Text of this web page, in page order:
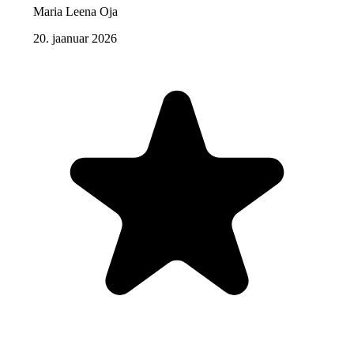
Maria Leena Oja
20. jaanuar 2026